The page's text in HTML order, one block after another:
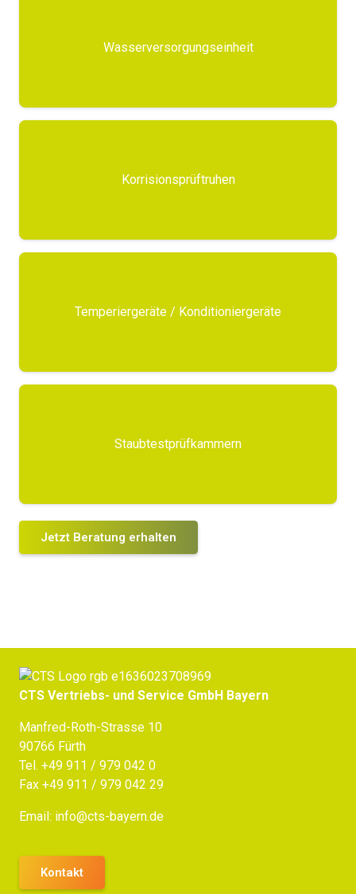
Wasserversorgungseinheit
Korrisionsprüftruhen
Temperiergeräte / Konditioniergeräte
Staubtestprüfkammern
Jetzt Beratung erhalten
CTS Vertriebs- und Service GmbH Bayern
Manfred-Roth-Strasse 10
90766 Fürth
Tel. +49 911 / 979 042 0
Fax +49 911 / 979 042 29
Email: info@cts-bayern.de
Kontakt